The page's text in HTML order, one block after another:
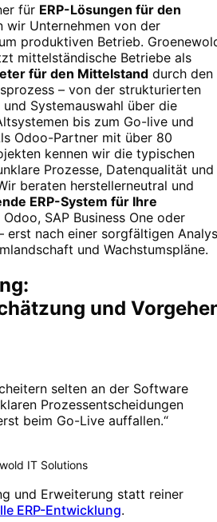
für ERP-Lösungen für den
wir Unternehmen von der
produktiven Betrieb.
mittelständische Betriebe als
für den Mittelstand durch den
– von der strukturierten
Systemauswahl über die
bis zum Go-live und
Odoo-Partner mit über 80
kennen wir die typischen
Prozesse, Datenqualität und
beraten herstellerneutral und
ERP-System für Ihre
SAP Business One oder
erst nach einer sorgfältigen
und Wachstumspläne.
und
selten an der Software
Prozessentscheidungen
beim Go-Live auffallen.“
IT Solutions
und Erweiterung statt reiner
ERP-Entwicklung.